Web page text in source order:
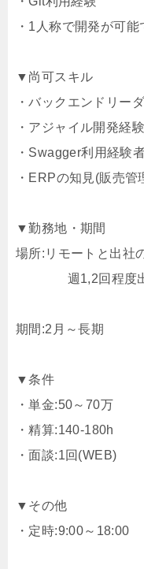
・1人称で開発が可能
▼尚可スキル
・バックエンドリー
・アジャイル開発経
・Swagger利用経験
・ERPの知見(販売
▼勤務地・期間
場所:リモートと出社
週1,2回程度出社
期間:2月～長期
▼条件
・単金:50～70万
・精算:140-180h
・面談:1回(WEB)
▼その他
・定時:9:00～18:00